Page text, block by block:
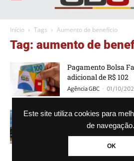
Este site utiliza cookies para
de navegação.
OK
Início Tags Aumento de benefício
Tag: aumento de
Pagamento Bolsa
adicional de R$ 102
Agência GBC - 01/10/
BPC vai aumentar
se beneficiar
Agência GBC - 28/09/